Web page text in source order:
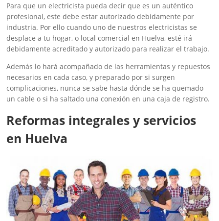
Para que un electricista pueda decir que es un auténtico
profesional, este debe estar autorizado debidamente por
industria. Por ello cuando uno de nuestros electricistas se
desplace a tu hogar, o local comercial en Huelva, esté irá
debidamente acreditado y autorizado para realizar el trabajo.
Además lo hará acompañado de las herramientas y repuestos
necesarios en cada caso, y preparado por si surgen
complicaciones, nunca se sabe hasta dónde se ha quemado
un cable o si ha saltado una conexión en una caja de registro.
Reformas integrales y servicios
en Huelva